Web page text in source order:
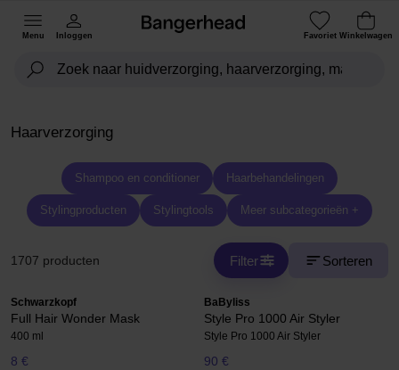
Menu Inloggen Favoriet Winkelwagen
Haarverzorging
Shampoo en conditioner Haarbehandelingen
Stylingproducten Stylingtools Meer subcategorieën +
1707 producten Filter Sorteren
Schwarzkopf
Full Hair Wonder Mask
400 ml
8 €
BaByliss
Style Pro 1000 Air Styler
Style Pro 1000 Air Styler
90 €